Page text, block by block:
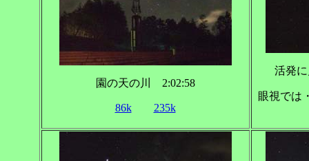
園の天の川 2:02:58
86k 235k
活発
眼視では